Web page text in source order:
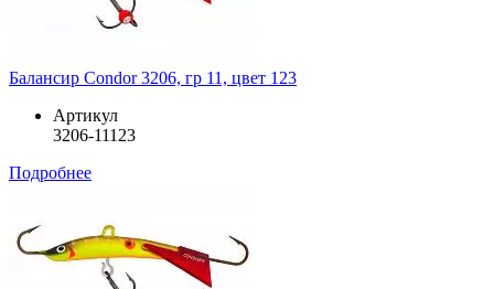
Балансир Condor 3206, гр 11, цвет 123
Артикул
3206-11123
Подробнее